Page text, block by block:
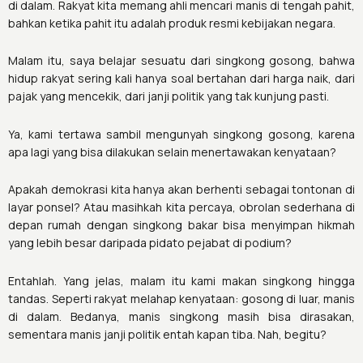
di dalam. Rakyat kita memang ahli mencari manis di tengah pahit,
bahkan ketika pahit itu adalah produk resmi kebijakan negara.
Malam itu, saya belajar sesuatu dari singkong gosong, bahwa
hidup rakyat sering kali hanya soal bertahan dari harga naik, dari
pajak yang mencekik, dari janji politik yang tak kunjung pasti.
Ya, kami tertawa sambil mengunyah singkong gosong, karena
apa lagi yang bisa dilakukan selain menertawakan kenyataan?
Apakah demokrasi kita hanya akan berhenti sebagai tontonan di
layar ponsel? Atau masihkah kita percaya, obrolan sederhana di
depan rumah dengan singkong bakar bisa menyimpan hikmah
yang lebih besar daripada pidato pejabat di podium?
Entahlah. Yang jelas, malam itu kami makan singkong hingga
tandas. Seperti rakyat melahap kenyataan: gosong di luar, manis
di dalam. Bedanya, manis singkong masih bisa dirasakan,
sementara manis janji politik entah kapan tiba. Nah, begitu?